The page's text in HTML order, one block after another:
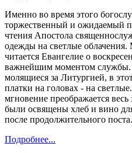
Именно во время этого
торжественный и ожидаемый
чтения Апостола
одежды на светлые
читается Евангелие о
важнейшим моментом
молящиеся за Литургией, в
платки на головах - на
мгновение преображается
были освящены хлеб и вино
после продолжительного поста.
Подробнее...